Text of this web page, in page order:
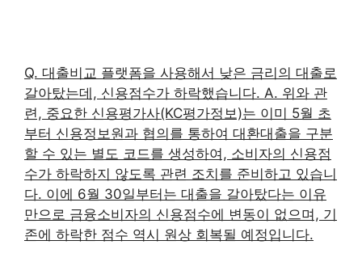
Q. 대출비교 플랫폼을 사용해서 낮은 금리의 대출로
갈아탔는데, 신용점수가 하락했습니다. A. 위와 관
련, 중요한 신용평가사(KC평가정보)는 이미 5월 초
부터 신용정보원과 협의를 통하여 대환대출을 구분
할 수 있는 별도 코드를 생성하여, 소비자의 신용점
수가 하락하지 않도록 관련 조치를 준비하고 있습니
다. 이에 6월 30일부터는 대출을 갈아탔다는 이유
만으로 금융소비자의 신용점수에 변동이 없으며, 기
존에 하락한 점수 역시 원상 회복될 예정입니다.